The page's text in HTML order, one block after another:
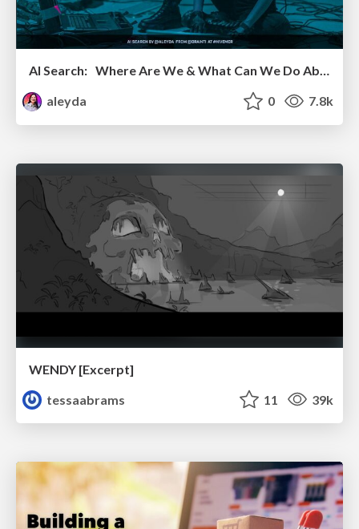
AI Search: Where Are We & What Can We Do About It?
aleyda
0 7.8k
WENDY [Excerpt]
tessaabrams
11 39k